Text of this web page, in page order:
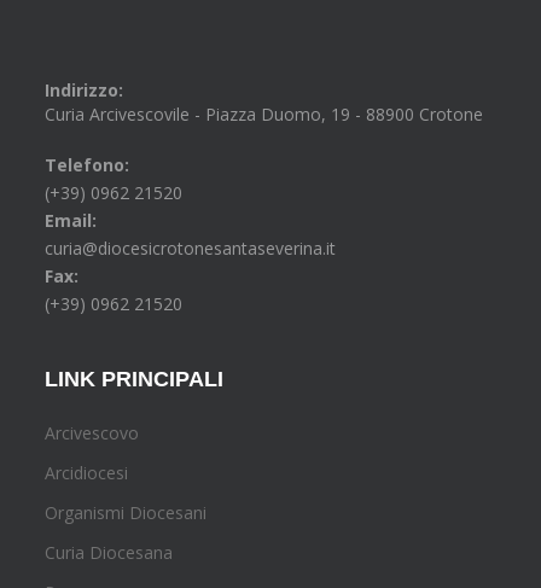
Indirizzo:
Curia Arcivescovile - Piazza Duomo, 19 - 88900 Crotone
Telefono:
(+39) 0962 21520
Email:
curia@diocesicrotonesantaseverina.it
Fax:
(+39) 0962 21520
LINK PRINCIPALI
Arcivescovo
Arcidiocesi
Organismi Diocesani
Curia Diocesana